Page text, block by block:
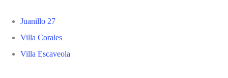
Juanillo 27
Villa Corales
Villa Escaveola